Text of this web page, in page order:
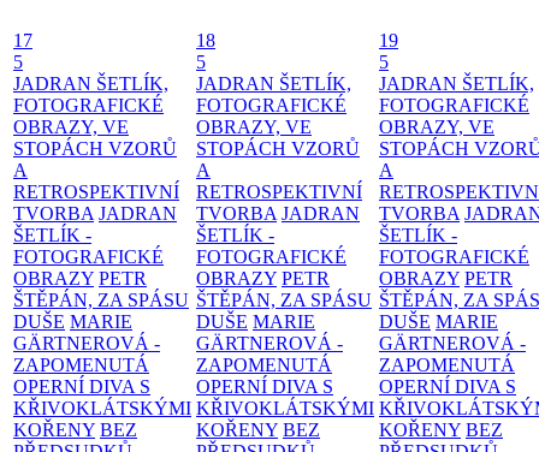
17
5
JADRAN ŠETLÍK,
FOTOGRAFICKÉ
OBRAZY, VE
STOPÁCH VZORŮ
A
RETROSPEKTIVNÍ
TVORBA JADRAN
ŠETLÍK -
FOTOGRAFICKÉ
OBRAZY PETR
ŠTĚPÁN, ZA SPÁSU
DUŠE MARIE
GÄRTNEROVÁ -
ZAPOMENUTÁ
OPERNÍ DIVA S
KŘIVOKLÁTSKÝMI
KOŘENY BEZ
18
5
JADRAN ŠETLÍK,
FOTOGRAFICKÉ
OBRAZY, VE
STOPÁCH VZORŮ
A
RETROSPEKTIVNÍ
TVORBA JADRAN
ŠETLÍK -
FOTOGRAFICKÉ
OBRAZY PETR
ŠTĚPÁN, ZA SPÁSU
DUŠE MARIE
GÄRTNEROVÁ -
ZAPOMENUTÁ
OPERNÍ DIVA S
KŘIVOKLÁTSKÝMI
KOŘENY BEZ
19
5
JADRAN ŠETLÍK,
FOTOGRAFICKÉ
OBRAZY, VE
STOPÁCH
A
TVORBA
ŠETLÍK -
FOTOGRAFICKÉ
OBRAZY PETR
ŠTĚPÁN, ZA
DUŠE MARIE
GÄRTNEROVÁ -
ZAPOMENUTÁ
OPERNÍ DIVA S
KOŘENY BEZ